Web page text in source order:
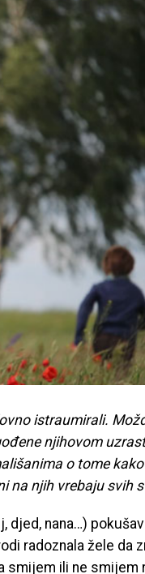
istraumirali.
njihovom
o tome
na njih vrebaju svih
djed, nana…)
radoznala žele da
smijem ili ne smijem